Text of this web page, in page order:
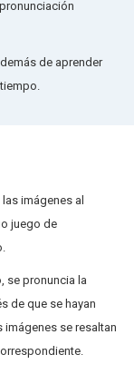
de aprender
imágenes al
juego de
se pronuncia la
de que se hayan
imágenes se resaltan